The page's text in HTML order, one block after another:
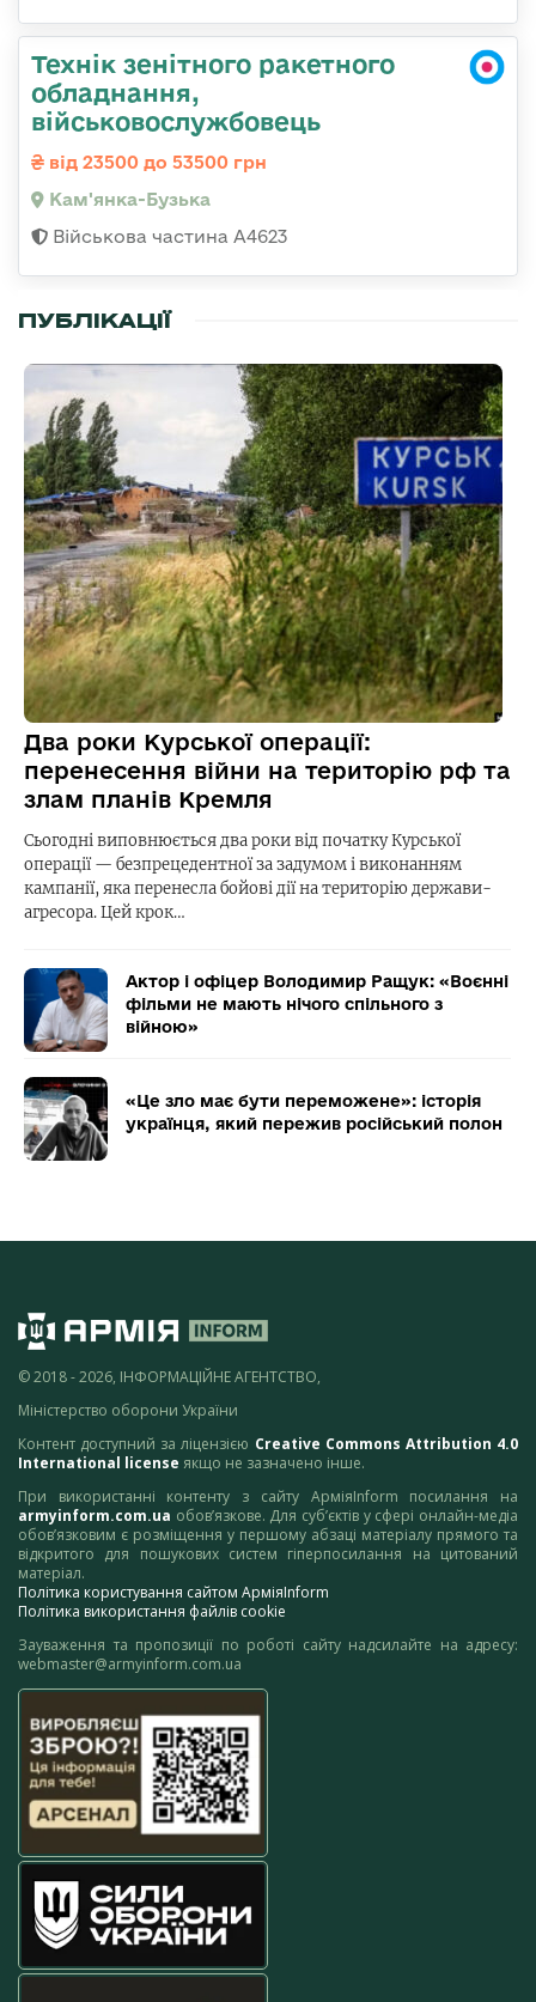
Технік зенітного ракетного
обладнання,
військовослужбовець
від 23500 до 53500 грн
Кам'янка-Бузька
Військова частина А4623
ПУБЛІКАЦІЇ
Два роки Курської операції:
перенесення війни на територію рф та
злам планів Кремля
Сьогодні виповнюється два роки від початку Курської
операції — безпрецедентної за задумом і виконанням
кампанії, яка перенесла бойові дії на територію держави-
агресора. Цей крок…
Актор і офіцер Володимир Ращук: «Воєнні
фільми не мають нічого спільного з
війною»
«Це зло має бути переможене»: історія
українця, який пережив російський полон
© 2018 - 2026, ІНФОРМАЦІЙНЕ АГЕНТСТВО,
Міністерство оборони України
Контент доступний за ліцензією Creative Commons Attribution 4.0
International license якщо не зазначено інше.
При використанні контенту з сайту АрміяInform посилання на
armyinform.com.ua обов’язкове. Для суб’єктів у сфері онлайн-медіа
обов’язковим є розміщення у першому абзаці матеріалу прямого та
відкритого для пошукових систем гіперпосилання на цитований
матеріал.
Політика користування сайтом АрміяInform
Політика використання файлів cookie
Зауваження та пропозиції по роботі сайту надсилайте на адресу:
webmaster@armyinform.com.ua